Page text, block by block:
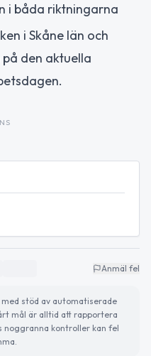
i båda riktningarna
i Skåne län och
den aktuella
Anmäl fel
stöd av automatiserade
mål är alltid att rapportera
noggranna kontroller kan fel